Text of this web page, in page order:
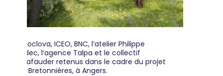
Philippe
du projet
Ce mercredi 1er juin, Jeanne Behre-
présidente d’Angers Loire habitat et
Cailleau Vice-président du Jardin de
Cocagne Angevin ont signé une